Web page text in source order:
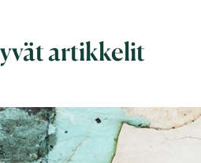
artikkelit